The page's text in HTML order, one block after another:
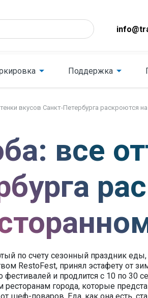
Поддержка
вкусов Санкт-Петербурга раскроются
все
по счету сезонный праздник
RestoFest, принял эстафету от
фестивалей и продлится с 10 по 30
ресторанам города, которые